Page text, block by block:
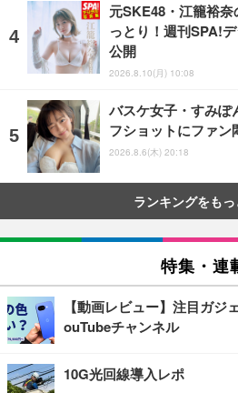
元SKE48・江籠裕
っとり！週刊SPA!
公開
2026.8.10(月) 10:08
バスケ女子・すみぽ
フショットにファン
2026.8.6(木) 20:18
ランキングをも
特集・連
【動画レビュー】注目ガ
ouTubeチャンネル
10G光回線導入レポ